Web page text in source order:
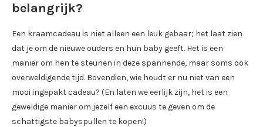
belangrijk?
Een kraamcadeau is niet alleen een leuk gebaar; het laat zien
dat je om de nieuwe ouders en hun baby geeft. Het is een
manier om hen te steunen in deze spannende, maar soms ook
overweldigende tijd. Bovendien, wie houdt er nu niet van een
mooi ingepakt cadeau? (En laten we eerlijk zijn, het is een
geweldige manier om jezelf een excuus te geven om de
schattigste babyspullen te kopen!)